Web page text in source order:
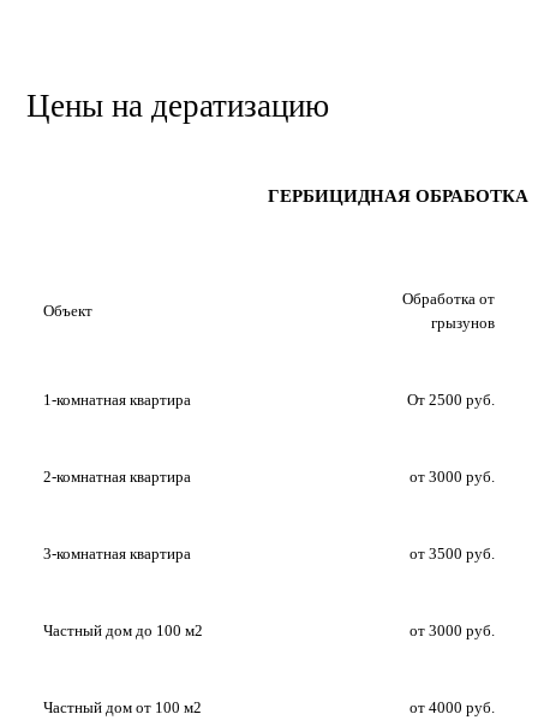
Цены на дератизацию
ГЕРБИЦИДНАЯ ОБРАБОТКА
Объект
Обработка от
грызунов
1-комнатная квартира От 2500 руб.
2-комнатная квартира от 3000 руб.
3-комнатная квартира от 3500 руб.
Частный дом до 100 м2 от 3000 руб.
Частный дом от 100 м2 от 4000 руб.